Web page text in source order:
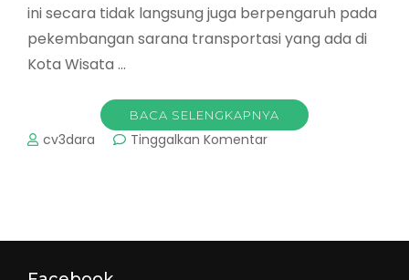
ini secara tidak langsung juga berpengaruh pada
pekembangan sarana transportasi yang ada di
Kota Wisata …
BACA SELENGKAPNYA
cv3dara Tinggalkan Komentarpada